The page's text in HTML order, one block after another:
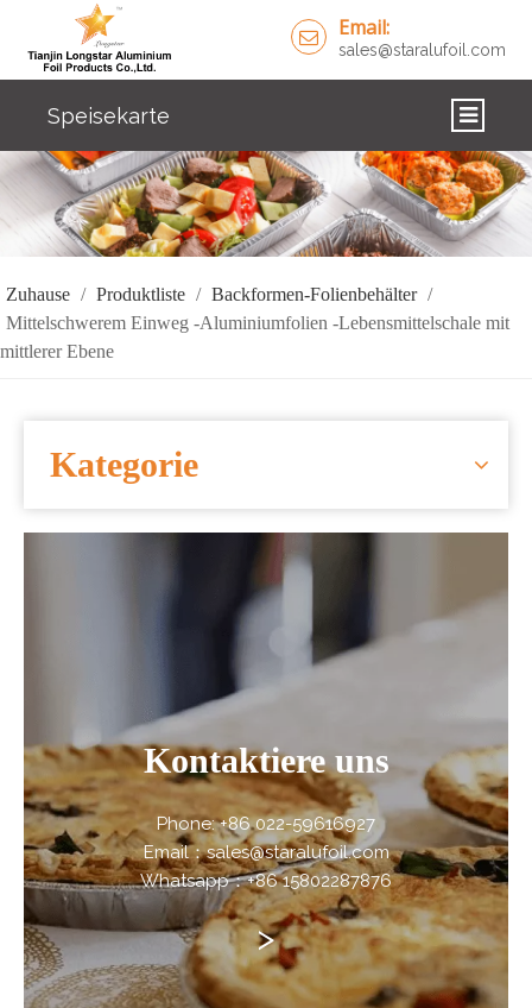
Email:
sales@staralufoil.com
Speisekarte
ZUHAUSE
PRODUKTE
ÜBER UNS
Zuhause / Produktliste / Backformen-Folienbehälter /
Mittelschwerem Einweg -Aluminiumfolien -Lebensmittelschale mit
mittlerer Ebene
Kategorie
Kontaktiere uns
Phone: +86 022-59616927
Email：sales@staralufoil.com
Whatsapp：+86 15802287876
>